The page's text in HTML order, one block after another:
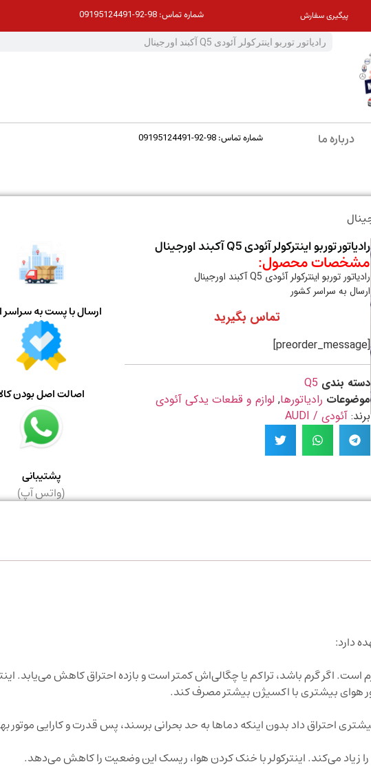
پیگیری سفارش شماره تماس: 98-92-09195124491
درباره ما شماره تماس: 98-92-09195124491
رادیاتور توربو اینترکولر آئودی Q5 آکبند اورجینال
مشخصات محصول:
رادیاتور توربو اینترکولر آئودی Q5 آکبند اورجینال
ارسال به سراسر کشور
تماس بگیرید
[preorder_message]
دسته بندی Q5
موضوعات رادیاتورها, لوازم و قطعات یدکی آئودی
برند:آئودی / AUDI
ارسال با پست به سراسر
اصالت اصل بودن
پشتیبانی
(واتس آپ)
دارد:
اگر گرم باشد، تراکم یا چگالی‌اش کمتر است و بازده احتراق کاهش می‌یابد.
هوای بیشتری با اکسیژن بیشتر مصرف کند.
احتراق داد بدون اینکه دماها به حد بحرانی برسند، پس قدرت و کارایی موتور
زیاد می‌کند. اینترکولر با خنک کردن هوا، ریسک این وضعیت را کاهش می‌دهد.